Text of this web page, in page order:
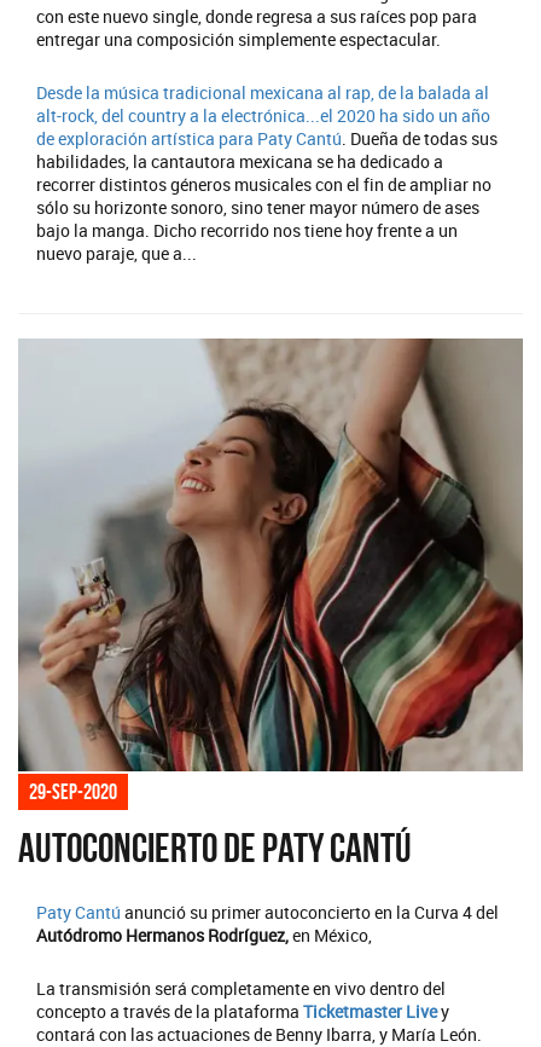
con este nuevo single, donde regresa a sus raíces pop para
entregar una composición simplemente espectacular.
Desde la música tradicional mexicana al rap, de la balada al
alt-rock, del country a la electrónica...el 2020 ha sido un año
de exploración artística para Paty Cantú. Dueña de todas sus
habilidades, la cantautora mexicana se ha dedicado a
recorrer distintos géneros musicales con el fin de ampliar no
sólo su horizonte sonoro, sino tener mayor número de ases
bajo la manga. Dicho recorrido nos tiene hoy frente a un
nuevo paraje, que a...
29-sep-2020
Autoconcierto de Paty Cantú
Paty Cantú anunció su primer autoconcierto en la Curva 4 del
Autódromo Hermanos Rodríguez,en México,
La transmisión será completamente en vivo dentro del
concepto a través de la plataforma Ticketmaster Livey
contará con las actuaciones de Benny Ibarra, y María León.